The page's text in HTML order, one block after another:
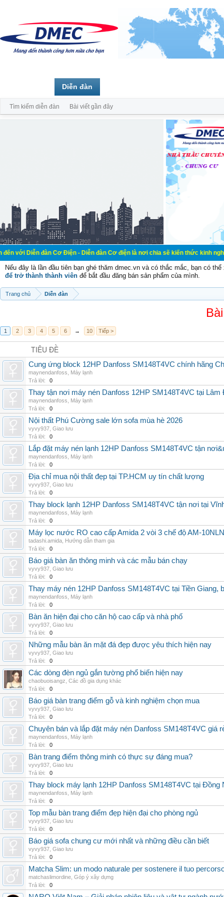
đàn Cơ Điện - Diễn đàn Cơ điện là nơi chia sẽ kiến thức kinh nghiệm
Nếu đây là lần đầu tiên bạn ghé thăm dmec.vn và có thắc mắc, bạn có
để trở thành thành viên để bắt đầu đăng bán sản phẩm của mình.
Trang chủ Diễn đàn
1 2 3 4 5 6 → 10 Tiếp >
TIÊU ĐỀ
Cung ứng block 12HP Danfoss SM148T4VC chính hãng
maynendanfoss
Máy lạnh
Trả lời:
0
Thay tận nơi máy nén Danfoss 12HP SM148T4VC tại
maynendanfoss
Máy lạnh
Trả lời:
0
Nội thất Phú Cường sale lớn sofa mùa hè 2026
vyvy937 Giao lưu
Trả lời:
0
Lắp đặt máy nén lạnh 12HP Danfoss SM148T4VC tận
maynendanfoss
Máy lạnh
Trả lời:
0
Địa chỉ mua nội thất đẹp tại TP.HCM uy tín chất lượng
vyvy937 Giao lưu
Trả lời:
0
Thay block lạnh 12HP Danfoss SM148T4VC tận nơi tại
maynendanfoss
Máy lạnh
Trả lời:
0
Máy lọc nước RO cao cấp Amida 2 vòi 3 chế độ AM-
tadashi.amida Hướng dẫn tham gia
Trả lời:
0
Báo giá bàn ăn thông minh và các mẫu bán chạy
vyvy937 Giao lưu
Trả lời:
0
Thay máy nén 12HP Danfoss SM148T4VC tại Tiền Giang,
maynendanfoss
Máy lạnh
Trả lời:
0
Bàn ăn hiện đại cho căn hộ cao cấp và nhà phố
vyvy937 Giao lưu
Trả lời:
0
Những mẫu bàn ăn mặt đá đẹp được yêu thích hiện nay
vyvy937 Giao lưu
Trả lời:
0
Các dòng đèn ngủ gắn tường phổ biến hiện nay
chaobuoisangz Các đồ gia dụng khác
Trả lời:
0
Báo giá bàn trang điểm gỗ và kinh nghiệm chọn mua
vyvy937 Giao lưu
Trả lời:
0
Chuyên bán và lắp đặt máy nén Danfoss SM148T4VC giá
maynendanfoss
Máy lạnh
Trả lời:
0
Bàn trang điểm thông minh có thực sự đáng mua?
vyvy937 Giao lưu
Trả lời:
0
Thay block máy lạnh 12HP Danfoss SM148T4VC tại Đồng
maynendanfoss
Máy lạnh
Trả lời:
0
Top mẫu bàn trang điểm đẹp hiện đại cho phòng ngủ
vyvy937 Giao lưu
Trả lời:
0
Báo giá sofa chung cư mới nhất và những điều cần biết
vyvy937 Giao lưu
Trả lời:
0
Matcha Slim: un modo naturale per sostenere il tuo
matchaslimordine Góp ý xây dựng
Trả lời:
0
Diễn đàn
Tìm kiếm diễn đàn Bài viết gần đây